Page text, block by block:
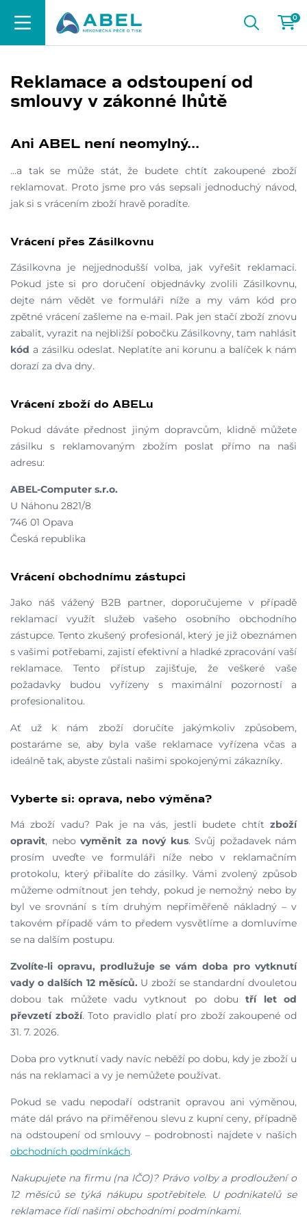
0
Reklamace a odstoupení od
smlouvy v zákonné lhůtě
Ani ABEL není neomylný...
...a tak se může stát, že budete chtít zakoupené zboží
reklamovat. Proto jsme pro vás sepsali jednoduchý návod,
jak si s vrácením zboží hravě poradíte.
Vrácení přes Zásilkovnu
Zásilkovna je nejjednodušší volba, jak vyřešit reklamaci.
Pokud jste si pro doručení objednávky zvolili Zásilkovnu,
dejte nám vědět ve formuláři níže a my vám kód pro
zpětné vrácení zašleme na e-mail. Pak jen stačí zboží znovu
zabalit, vyrazit na nejbližší pobočku Zásilkovny, tam nahlásit
kód a zásilku odeslat. Neplatíte ani korunu a balíček k nám
dorazí za dva dny.
Vrácení zboží do ABELu
Pokud dáváte přednost jiným dopravcům, klidně můžete
zásilku s reklamovaným zbožím poslat přímo na naši
adresu:
ABEL-Computer s.r.o.
U Náhonu 2821/8
746 01 Opava
Česká republika
Vrácení obchodnímu zástupci
Jako náš vážený B2B partner, doporučujeme v případě
reklamací využít služeb vašeho osobního obchodního
zástupce. Tento zkušený profesionál, který je již obeznámen
s vašimi potřebami, zajistí efektivní a hladké zpracování vaší
reklamace. Tento přístup zajišťuje, že veškeré vaše
požadavky budou vyřízeny s maximální pozorností a
profesionalitou.
Ať už k nám zboží doručíte jakýmkoliv způsobem,
postaráme se, aby byla vaše reklamace vyřízena včas a
ideálně tak, abyste zůstali našimi spokojenými zákazníky.
Vyberte si: oprava, nebo výměna?
Má zboží vadu? Pak je na vás, jestli budete chtít zboží
opravit, nebo vyměnit za nový kus. Svůj požadavek nám
prosím uveďte ve formuláři níže nebo v reklamačním
protokolu, který přibalíte do zásilky. Vámi zvolený způsob
můžeme odmítnout jen tehdy, pokud je nemožný nebo by
byl ve srovnání s tím druhým nepřiměřeně nákladný – v
takovém případě vám to předem vysvětlíme a domluvíme
se na dalším postupu.
Zvolíte-li opravu, prodlužuje se vám doba pro vytknutí
vady o dalších 12 měsíců. U zboží se standardní dvouletou
dobou tak můžete vadu vytknout po dobutří let od
převzetí zboží. Toto pravidlo platí pro zboží zakoupené od
31. 7. 2026.
Doba pro vytknutí vady navíc neběží po dobu, kdy je zboží u
nás na reklamaci a vy je nemůžete používat.
Pokud se vadu nepodaří odstranit opravou ani výměnou,
máte dál právo na přiměřenou slevu z kupní ceny, případně
na odstoupení od smlouvy – podrobnosti najdete v našich
obchodních podmínkách.
Nakupujete na firmu (na IČO)? Právo volby a prodloužení o
12 měsíců se týká nákupu spotřebitele. U podnikatelů se
reklamace řídí našimi obchodními podmínkami.